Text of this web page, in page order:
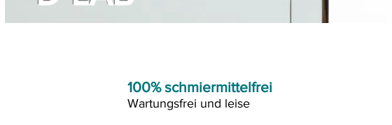
100% schmiermittelfrei
Wartungsfrei und leise